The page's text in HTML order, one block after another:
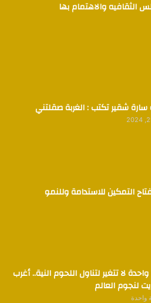
الثقافيه والاهتمام بها
سارة شقير تكتب : الغربة صقلتني
التمكين للاستدامة وللنمو
لا تتغير لتناول اللحوم النية.. أغرب
لنجوم العالم
واحدة